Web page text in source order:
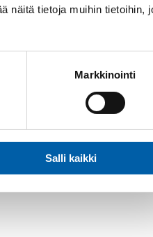
näitä tietoja muihin tietoihin,
Markkinointi
Salli kaikki